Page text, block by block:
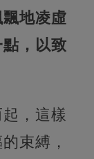
地凌虛
，以致
，這樣
束縛，